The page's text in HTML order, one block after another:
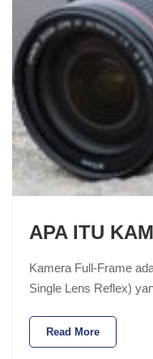
APA ITU
Kamera Full-Frame
Single Lens Reflex)
Read More